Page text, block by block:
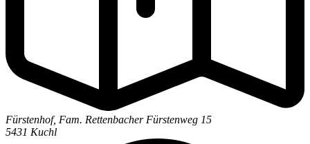
Fürstenhof, Fam. Rettenbacher Fürstenweg 15
5431 Kuchl